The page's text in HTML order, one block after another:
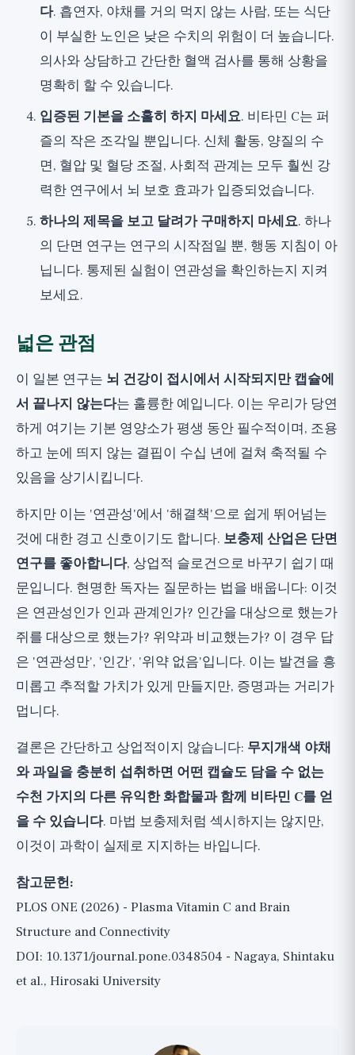
다. 흡연자, 야채를 거의 먹지 않는 사람, 또는 식단
이 부실한 노인은 낮은 수치의 위험이 더 높습니다.
의사와 상담하고 간단한 혈액 검사를 통해 상황을
명확히 할 수 있습니다.
입증된 기본을 소홀히 하지 마세요. 비타민 C는 퍼
즐의 작은 조각일 뿐입니다. 신체 활동, 양질의 수
면, 혈압 및 혈당 조절, 사회적 관계는 모두 훨씬 강
력한 연구에서 뇌 보호 효과가 입증되었습니다.
하나의 제목을 보고 달려가 구매하지 마세요. 하나
의 단면 연구는 연구의 시작점일 뿐, 행동 지침이 아
닙니다. 통제된 실험이 연관성을 확인하는지 지켜
보세요.
넓은 관점
이 일본 연구는 뇌 건강이 접시에서 시작되지만 캡슐에
서 끝나지 않는다는 훌륭한 예입니다. 이는 우리가 당연
하게 여기는 기본 영양소가 평생 동안 필수적이며, 조용
하고 눈에 띄지 않는 결핍이 수십 년에 걸쳐 축적될 수
있음을 상기시킵니다.
하지만 이는 '연관성'에서 '해결책'으로 쉽게 뛰어넘는
것에 대한 경고 신호이기도 합니다. 보충제 산업은 단면
연구를 좋아합니다, 상업적 슬로건으로 바꾸기 쉽기 때
문입니다. 현명한 독자는 질문하는 법을 배웁니다: 이것
은 연관성인가 인과 관계인가? 인간을 대상으로 했는가
쥐를 대상으로 했는가? 위약과 비교했는가? 이 경우 답
은 '연관성만', '인간', '위약 없음'입니다. 이는 발견을 흥
미롭고 추적할 가치가 있게 만들지만, 증명과는 거리가
멉니다.
결론은 간단하고 상업적이지 않습니다: 무지개색 야채
와 과일을 충분히 섭취하면 어떤 캡슐도 담을 수 없는
수천 가지의 다른 유익한 화합물과 함께 비타민 C를 얻
을 수 있습니다. 마법 보충제처럼 섹시하지는 않지만,
이것이 과학이 실제로 지지하는 바입니다.
참고문헌:
PLOS ONE (2026) - Plasma Vitamin C and Brain
Structure and Connectivity
DOI: 10.1371/journal.pone.0348504 - Nagaya, Shintaku
et al., Hirosaki University